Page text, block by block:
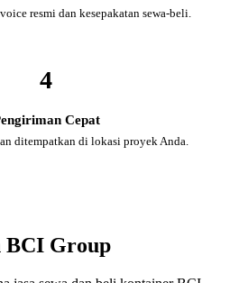
resmi dan kesepakatan sewa-beli.
4
Cepat
ditempatkan di lokasi proyek Anda.
BCI Group